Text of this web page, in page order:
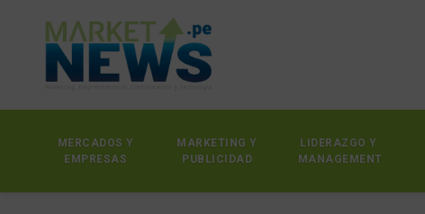
MERCADOS Y
EMPRESAS
MARKETING Y
PUBLICIDAD
LIDERAZGO Y
MANAGEMENT